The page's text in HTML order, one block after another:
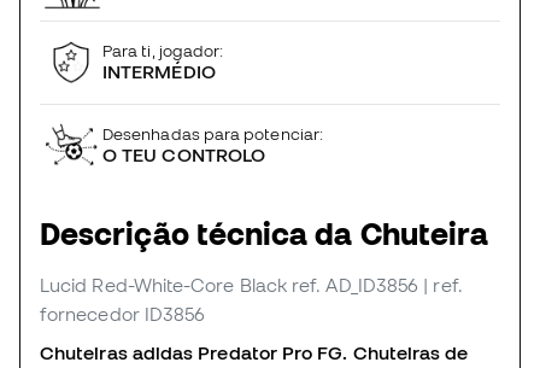
Para ti, jogador:
INTERMÉDIO
Desenhadas para potenciar:
O TEU CONTROLO
Descrição técnica da Chuteira
Lucid Red-White-Core Black ref. AD_ID3856 | ref.
fornecedor ID3856
Chuteiras adidas Predator Pro FG. Chuteiras de